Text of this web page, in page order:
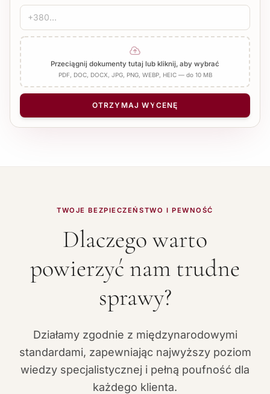
Przeciągnij dokumenty tutaj lub kliknij, aby wybrać
PDF, DOC, DOCX, JPG, PNG, WEBP, HEIC — do 10 MB
OTRZYMAJ WYCENĘ
TWOJE BEZPIECZEŃSTWO I PEWNOŚĆ
Dlaczego warto
powierzyć nam trudne
sprawy?
Działamy zgodnie z międzynarodowymi
standardami, zapewniając najwyższy poziom
wiedzy specjalistycznej i pełną poufność dla
każdego klienta.